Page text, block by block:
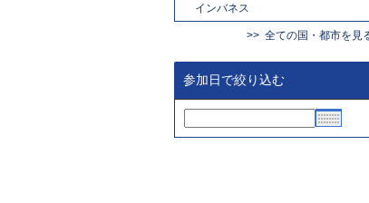
インバネス
全ての国・都市を見
参加日で絞り込む